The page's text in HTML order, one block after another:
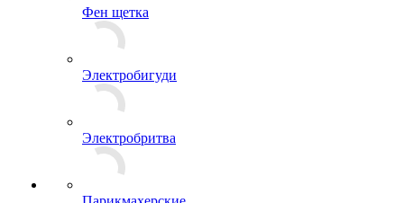
Фен щетка
Электробигуди
Электробритва